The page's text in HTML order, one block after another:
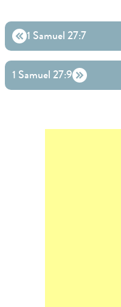
1 Samuel 27:7
1 Samuel 27:9